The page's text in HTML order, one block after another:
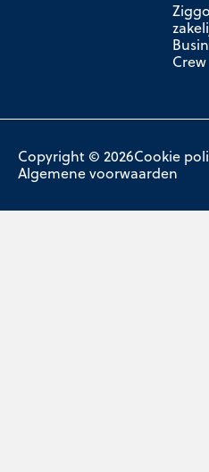
Ziggo
Crew
Copyright © 2026Cookie
Algemene voorwaarden